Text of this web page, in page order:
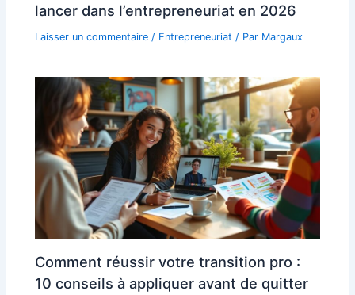
lancer dans l’entrepreneuriat en 2026
Laisser un commentaire / Entrepreneuriat / Par Margaux
Comment réussir votre transition pro :
10 conseils à appliquer avant de quitter